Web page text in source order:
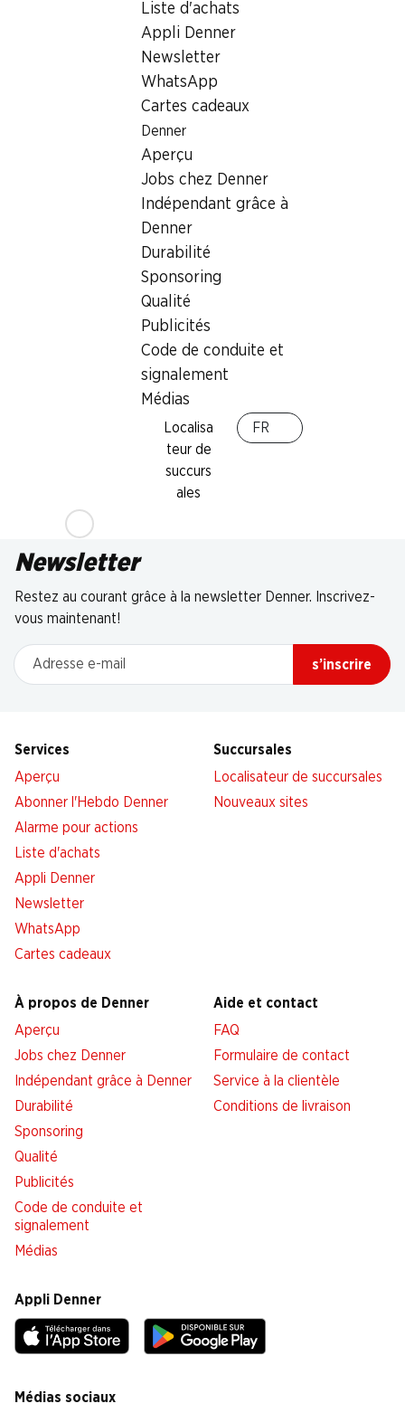
Liste d'achats
Appli Denner
Newsletter
WhatsApp
Cartes cadeaux
Denner
Aperçu
Jobs chez Denner
Indépendant grâce à
Denner
Durabilité
Sponsoring
Qualité
Publicités
Code de conduite et
signalement
Médias
Localisa
teur de
succurs
ales
FR
Heures d'ouverture spéciales
Sam., 15.08.2026
Retrait d'espèces avec la carte
postale / M-Card
Newsletter
Restez au courant grâce à la newsletter Denner. Inscrivez-
vous maintenant!
Adresse e-mail
s’inscrire
Services
Aperçu
Abonner l'Hebdo Denner
Alarme pour actions
Liste d'achats
Appli Denner
Newsletter
WhatsApp
Cartes cadeaux
Succursales
Localisateur de succursales
Nouveaux sites
À propos de Denner
Aperçu
Jobs chez Denner
Indépendant grâce à Denner
Durabilité
Sponsoring
Qualité
Publicités
Code de conduite et
signalement
Médias
Aide et contact
FAQ
Formulaire de contact
Service à la clientèle
Conditions de livraison
Appli Denner
Médias sociaux